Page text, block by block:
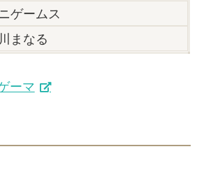
ゲームス
まなる
ーマ